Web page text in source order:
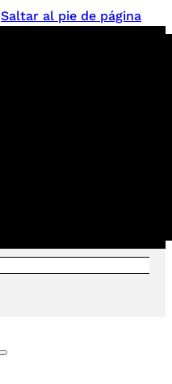
Saltar al pie de página